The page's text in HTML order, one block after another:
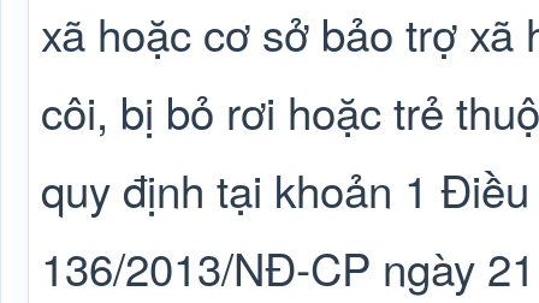
xã hoặc cơ sở bảo trợ xã
côi, bị bỏ rơi hoặc trẻ
quy định tại khoản 1
136/2013/NĐ-CP ngày